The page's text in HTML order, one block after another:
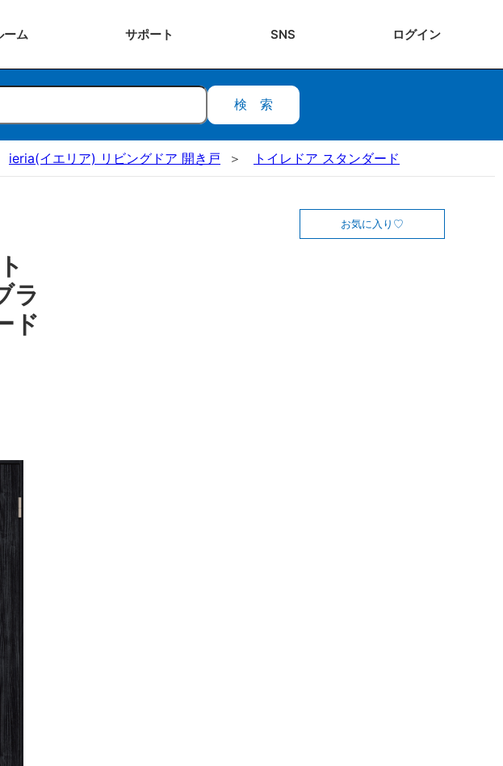
ーム サポート SNS ログイン
検索
ieria(イエリア) リビングドア 開き戸 トイレドア スタンダード
ラ
ド
お気に入り